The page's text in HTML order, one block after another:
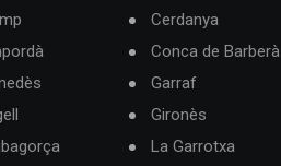
Cerdanya
Conca de Barberà
Garraf
Gironès
La Garrotxa